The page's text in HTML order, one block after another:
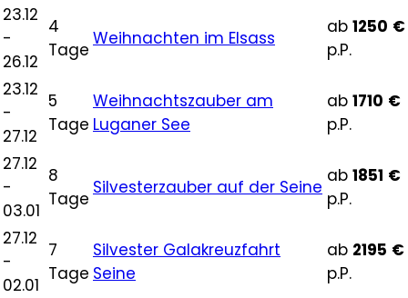
23.12
-
26.12
4
Tage
Weihnachten im Elsass
ab 1250 €
p.P.
23.12
-
27.12
5
Tage
Weihnachtszauber am
Luganer See
ab 1710 €
p.P.
27.12
-
03.01
8
Tage
Silvesterzauber auf der Seine
ab 1851 €
p.P.
27.12
-
02.01
7
Tage
Silvester Galakreuzfahrt
Seine
ab 2195 €
p.P.